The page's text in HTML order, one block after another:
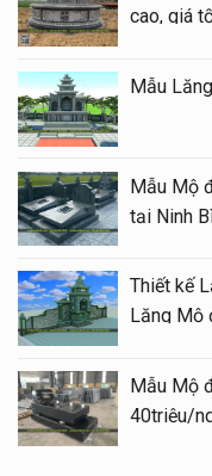
cao, giá
Mẫu
Mẫu Mộ
tại Ninh
Thiết kế
Lăng Mộ
Mẫu Mộ
40triệu/